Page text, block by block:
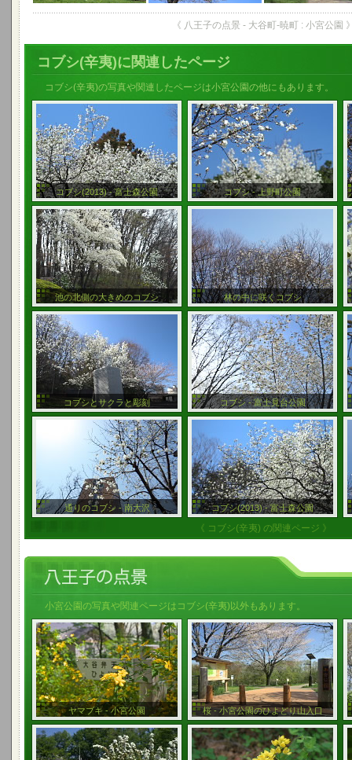
《 八王子の点景 - 大谷町-暁町 : 小宮公園
コブシ(辛夷)に関連したページ
コブシ(辛夷)の写真や関連したページは小宮公園の他にもあります。
コブシ(2013) - 富士森公園 コブシ - 上野町公園
池の北側の大きめのコブシ 林の中に咲くコブシ
コブシとサクラと彫刻 コブシ - 富士見台公園
通りのコブシ - 南大沢 コブシ(2013) - 富士森公園
《 コブシ(辛夷) の関連ページ 》
小宮公園の写真や関連ページはコブシ(辛夷)以外もあります。
ヤマブキ - 小宮公園 桜 - 小宮公園のひよどり山入口